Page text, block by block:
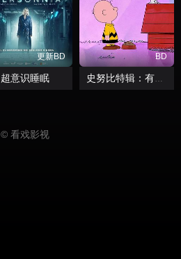
更新BD
超意识睡眠
BD
史努比特辑：有家真好
© 看戏影视